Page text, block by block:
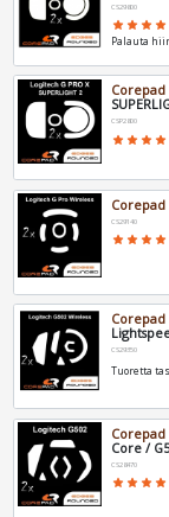
CS29800
star star star star
Palauta
Corepad
CSP2800
star star star star
Corepad
CS29140
star star star star
Corepad
CS29350
Tuoretta
Corepad
Core /
CS28470
star star star star